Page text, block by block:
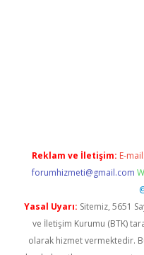
Reklam ve İletişim: E-mail:
forumhizmeti@gmail.com
Yasal Uyarı: Sitemiz, 5651
ve İletişim Kurumu (BTK)
olarak hizmet vermektedir.